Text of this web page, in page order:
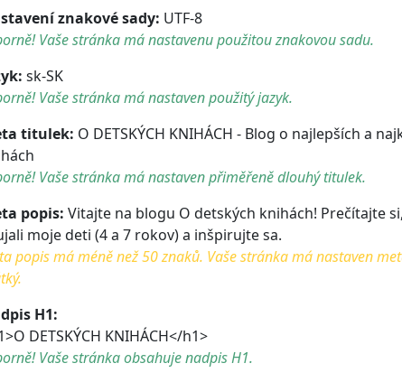
znakové sady: UTF-8
Vaše stránka má nastavenu použitou znakovou sadu.
sk-SK
Vaše stránka má nastaven použitý jazyk.
titulek: O DETSKÝCH KNIHÁCH - Blog o najlepších a
Vaše stránka má nastaven přiměřeně dlouhý titulek.
popis: Vitajte na blogu O detských knihách! Prečítajte
moje deti (4 a 7 rokov) a inšpirujte sa.
popis má méně než 50 znaků. Vaše stránka má nastaven
H1:
DETSKÝCH KNIHÁCH</h1>
Vaše stránka obsahuje nadpis H1.